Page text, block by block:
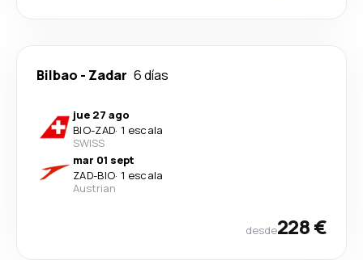
Bilbao - Zadar 6 días
jue 27 ago
BIO-ZAD· 1 escala
SWISS
mar 01 sept
ZAD-BIO· 1 escala
Austrian
desde228 €